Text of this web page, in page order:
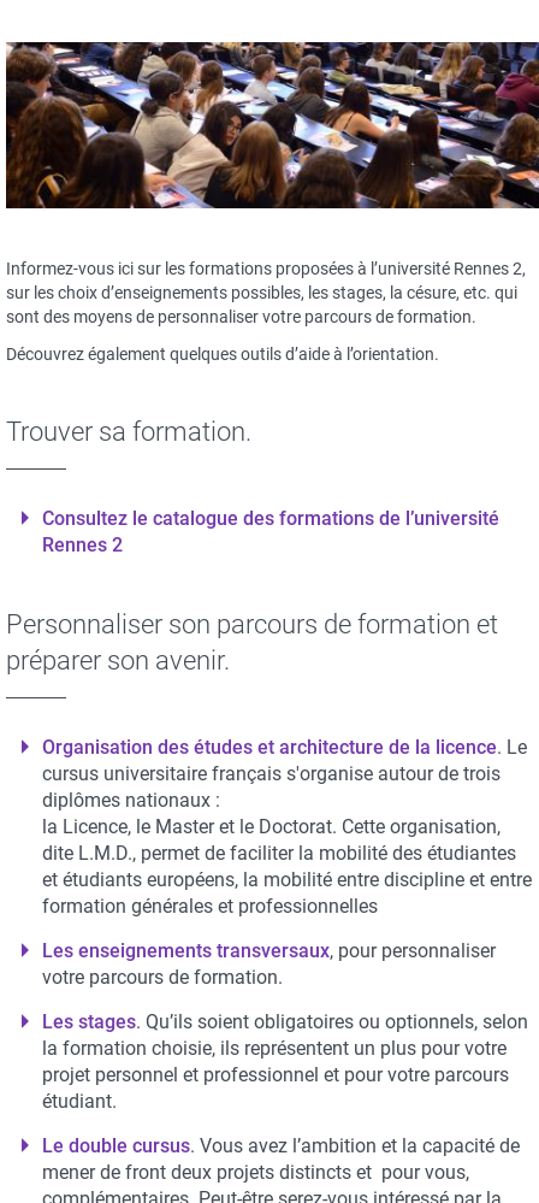
Informez-vous ici sur les formations proposées à l’université Rennes 2,
sur les choix d’enseignements possibles, les stages, la césure, etc. qui
sont des moyens de personnaliser votre parcours de formation.
Découvrez également quelques outils d’aide à l’orientation.
Trouver sa formation.
Consultez le catalogue des formations de l’université
Rennes 2
Personnaliser son parcours de formation et
préparer son avenir.
Organisation des études et architecture de la licence. Le
cursus universitaire français s'organise autour de trois
diplômes nationaux :
la Licence, le Master et le Doctorat. Cette organisation,
dite L.M.D., permet de faciliter la mobilité des étudiantes
et étudiants européens, la mobilité entre discipline et entre
formation générales et professionnelles
Les enseignements transversaux, pour personnaliser
votre parcours de formation.
Les stages. Qu’ils soient obligatoires ou optionnels, selon
la formation choisie, ils représentent un plus pour votre
projet personnel et professionnel et pour votre parcours
étudiant.
Le double cursus. Vous avez l’ambition et la capacité de
mener de front deux projets distincts et pour vous,